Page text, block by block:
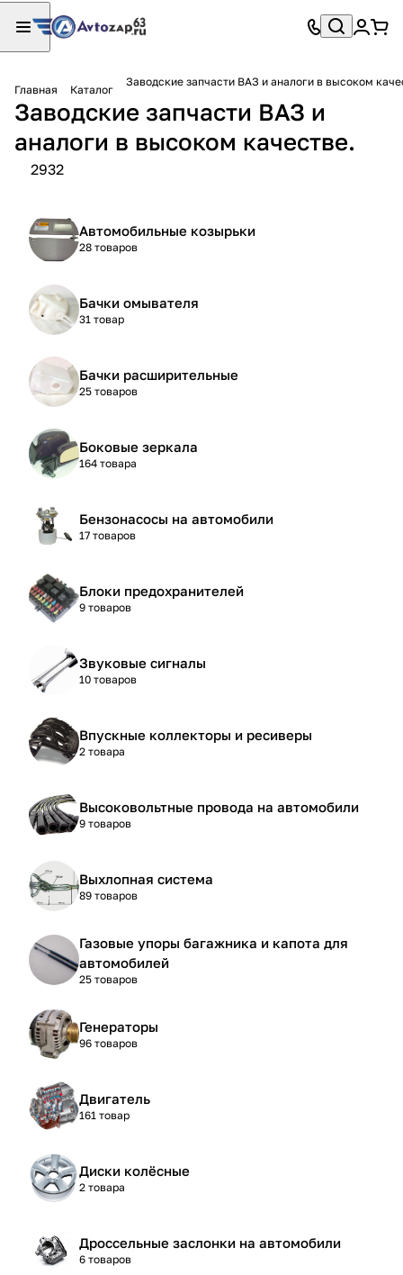
Главная Каталог
Заводские запчасти ВАЗ и аналоги в высоком
Заводские запчасти ВАЗ и
аналоги в высоком качестве.
2932
Автомобильные козырьки
28 товаров
Бачки омывателя
31 товар
Бачки расширительные
25 товаров
Боковые зеркала
164 товара
Бензонасосы на автомобили
17 товаров
Блоки предохранителей
9 товаров
Звуковые сигналы
10 товаров
Впускные коллекторы и ресиверы
2 товара
Высоковольтные провода на автомобили
9 товаров
Выхлопная система
89 товаров
Газовые упоры багажника и капота для
автомобилей
25 товаров
Генераторы
96 товаров
Двигатель
161 товар
Диски колёсные
2 товара
Дроссельные заслонки на автомобили
6 товаров